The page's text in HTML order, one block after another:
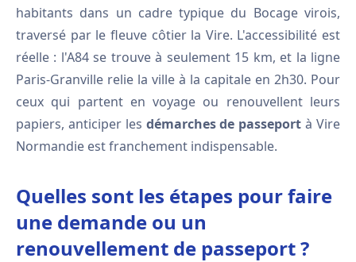
habitants dans un cadre typique du Bocage virois,
traversé par le fleuve côtier la Vire. L'accessibilité est
réelle : l'A84 se trouve à seulement 15 km, et la ligne
Paris-Granville relie la ville à la capitale en 2h30. Pour
ceux qui partent en voyage ou renouvellent leurs
papiers, anticiper les démarches de passeport à Vire
Normandie est franchement indispensable.
Quelles sont les étapes pour faire
une demande ou un
renouvellement de passeport ?